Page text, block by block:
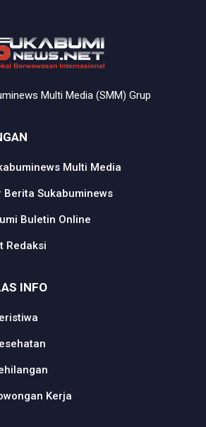
Multi Media (SMM) Grup
Multi Media
Berita Sukabuminews
Buletin Online
Redaksi
INFO
Kerja